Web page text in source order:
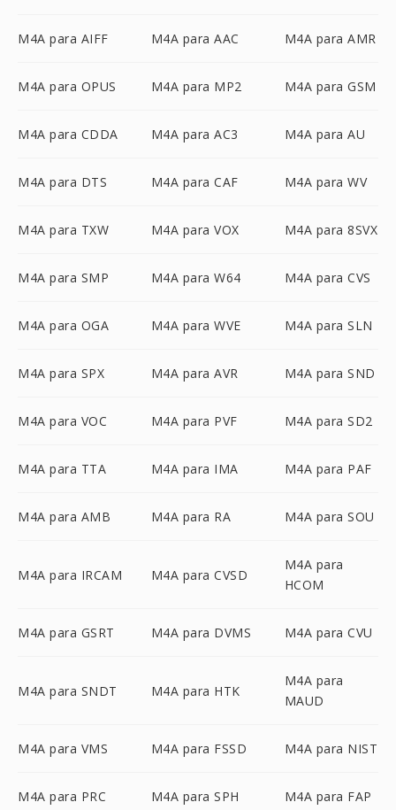
M4A para AIFF M4A para AAC M4A para AMR
M4A para OPUS M4A para MP2 M4A para GSM
M4A para CDDA M4A para AC3 M4A para AU
M4A para DTS M4A para CAF M4A para WV
M4A para TXW M4A para VOX M4A para 8SVX
M4A para SMP M4A para W64 M4A para CVS
M4A para OGA M4A para WVE M4A para SLN
M4A para SPX M4A para AVR M4A para SND
M4A para VOC M4A para PVF M4A para SD2
M4A para TTA M4A para IMA M4A para PAF
M4A para AMB M4A para RA M4A para SOU
M4A para IRCAM M4A para CVSD
M4A para
HCOM
M4A para GSRT M4A para DVMS M4A para CVU
M4A para SNDT M4A para HTK
M4A para
MAUD
M4A para VMS M4A para FSSD M4A para NIST
M4A para PRC M4A para SPH M4A para FAP